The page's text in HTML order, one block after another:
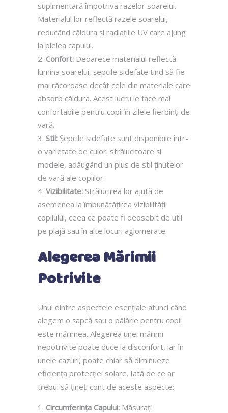
suplimentară împotriva razelor soarelui.
Materialul lor reflectă razele soarelui,
reducând căldura și radiațiile UV care ajung
la pielea capului.
Confort: Deoarece materialul reflectă
lumina soarelui, șepcile sidefate tind să fie
mai răcoroase decât cele din materiale care
absorb căldura. Acest lucru le face mai
confortabile pentru copii în zilele fierbinți de
vară.
Stil: Șepcile sidefate sunt disponibile într-
o varietate de culori strălucitoare și
modele, adăugând un plus de stil ținutelor
de vară ale copiilor.
Vizibilitate: Strălucirea lor ajută de
asemenea la îmbunătățirea vizibilității
copilului, ceea ce poate fi deosebit de util
pe plajă sau în alte locuri aglomerate.
Alegerea Mărimii
Potrivite
Unul dintre aspectele esențiale atunci când
alegem o șapcă sau o pălărie pentru copii
este mărimea. Alegerea unei mărimi
nepotrivite poate duce la disconfort, iar în
unele cazuri, poate chiar să diminueze
eficiența protecției solare. Iată de ce ar
trebui să țineți cont de aceste aspecte:
Circumferința Capului: Măsurați